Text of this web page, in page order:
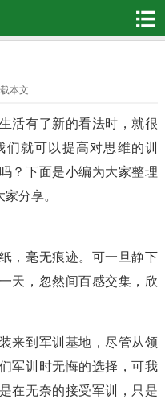
本文
活有了新的看法时，就很
就可以提高对思维的训
？下面是小编为大家整理
分享。
，毫无痕迹。可一旦静下
天，忽然间百感交集，欣
来到军训基地，尽管从领
军训时无悔的选择，可我
在无奈的接受军训，只是